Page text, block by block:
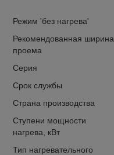
Режим 'без нагрева'
Рекомендованная ширина
проема
Серия
Срок службы
Страна производства
Ступени мощности
нагрева, кВт
Тип нагревательного